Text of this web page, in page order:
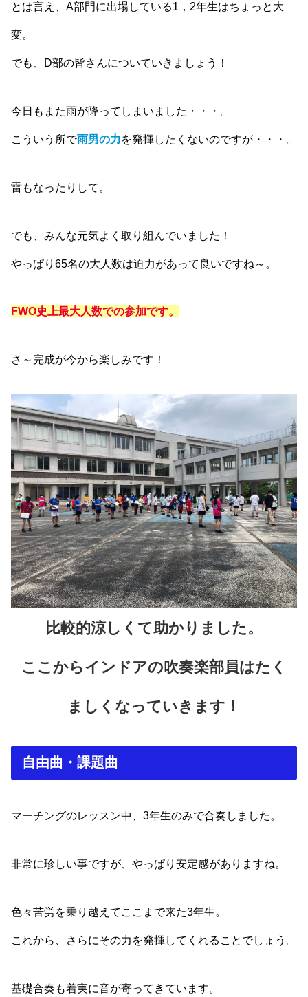
とは言え、A部門に出場している1，2年生はちょっと大
変。
でも、D部の皆さんについていきましょう！
今日もまた雨が降ってしまいました・・・。
こういう所で雨男の力を発揮したくないのですが・・・。
雷もなったりして。
でも、みんな元気よく取り組んでいました！
やっぱり65名の大人数は迫力があって良いですね～。
FWO史上最大人数での参加です。
さ～完成が今から楽しみです！
比較的涼しくて助かりました。
ここからインドアの吹奏楽部員はたく
ましくなっていきます！
自由曲・課題曲
マーチングのレッスン中、3年生のみで合奏しました。
非常に珍しい事ですが、やっぱり安定感がありますね。
色々苦労を乗り越えてここまで来た3年生。
これから、さらにその力を発揮してくれることでしょう。
基礎合奏も着実に音が寄ってきています。